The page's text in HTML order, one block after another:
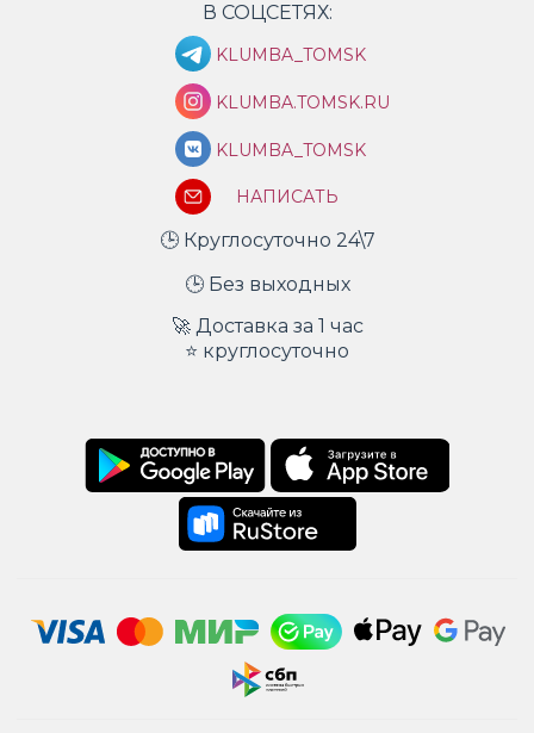
В СОЦСЕТЯХ:
KLUMBA_TOMSK
KLUMBA.TOMSK.RU
KLUMBA_TOMSK
НАПИСАТЬ
🕒 Круглосуточно 24\7
🕒 Без выходных
🚀 Доставка за 1 час
⭐ круглосуточно